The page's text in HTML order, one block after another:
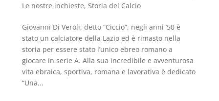
Le nostre inchieste, Storia del Calcio
Giovanni Di Veroli, detto “Ciccio”, negli anni ’50 è
stato un calciatore della Lazio ed è rimasto nella
storia per essere stato l’unico ebreo romano a
giocare in serie A. Alla sua incredibile e avventurosa
vita ebraica, sportiva, romana e lavorativa è dedicato
“Una...